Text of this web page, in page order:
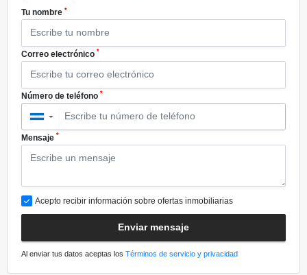
Tu nombre *
Correo electrónico *
Número de teléfono *
▼
Mensaje *
Acepto recibir información sobre ofertas inmobiliarias
Enviar mensaje
Al enviar tus datos aceptas los Términos de servicio y privacidad